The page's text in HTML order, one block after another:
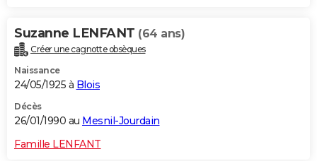
Suzanne LENFANT (64 ans)
Créer une cagnotte obsèques
Naissance
24/05/1925 à Blois
Décès
26/01/1990 au Mesnil-Jourdain
Famille LENFANT